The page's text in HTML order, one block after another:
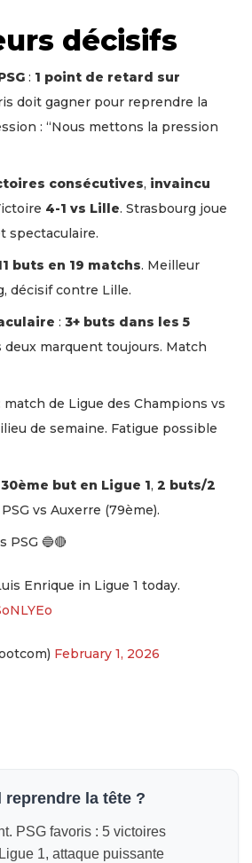
décisifs
: 1 point de retard sur
doit gagner pour reprendre la
: “Nous mettons la pression
consécutives, invaincu
4-1 vs Lille. Strasbourg joue
spectaculaire.
buts en 19 matchs. Meilleur
décisif contre Lille.
: 3+ buts dans les 5
deux marquent toujours. Match
match de Ligue des Champions vs
de semaine. Fatigue possible
30ème but en Ligue 1, 2 buts/2
vs Auxerre (79ème).
PSG 🔵🔴
Enrique in Ligue 1 today.
February 1, 2026
reprendre la tête ?
PSG favoris : 5 victoires
1, attaque puissante